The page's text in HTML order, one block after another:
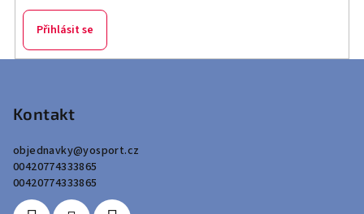
Přihlásit se
Kontakt
objednavky@yosport.cz
00420774333865
00420774333865